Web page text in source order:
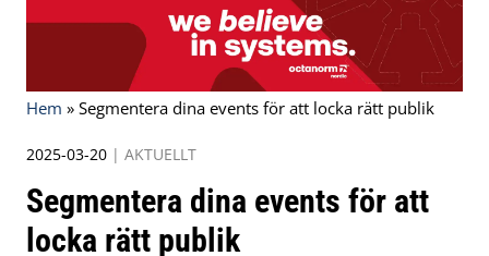
Hem » Segmentera dina events för att locka rätt publik
2025-03-20 | AKTUELLT
Segmentera dina events för att
locka rätt publik